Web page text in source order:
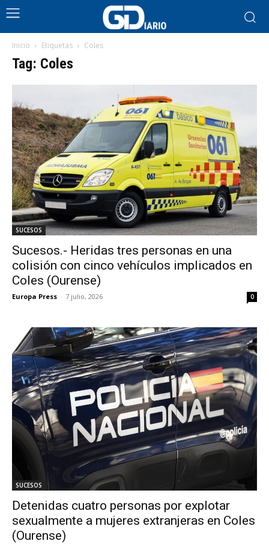
Inicio Etiquetas Coles
Tag: Coles
SUCESOS
Sucesos.- Heridas tres personas en una
colisión con cinco vehículos implicados en
Coles (Ourense)
Europa Press - 7 julio, 2026 0
SUCESOS
Detenidas cuatro personas por explotar
sexualmente a mujeres extranjeras en Coles
(Ourense)